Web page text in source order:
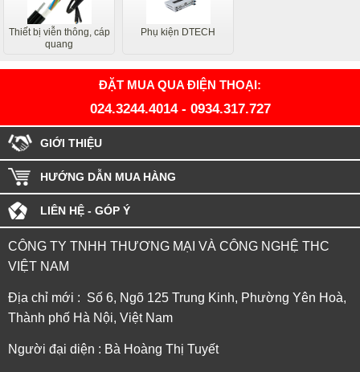
Thiết bị viễn thông, cáp
quang
Phụ kiện DTECH
ĐẶT MUA QUA ĐIỆN THOẠI:
024.3244.4014- 0934.317.727
GIỚI THIỆU
HƯỚNG DẪN MUA HÀNG
LIÊN HỆ - GÓP Ý
CÔNG TY TNHH THƯƠNG MẠI VÀ CÔNG NGHỆ THC
VIỆT NAM
Địa chỉ mới : Số 6, Ngõ 125 Trung Kinh, Phường Yên Hoà,
Thành phố Hà Nội, Việt Nam
Người đại diện : Bà Hoàng Thị Tuyết